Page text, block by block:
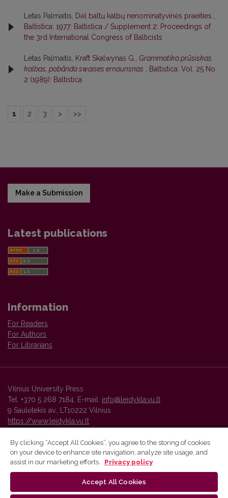
Letas Palmaitis, Dėl baltų kalbų nenominatyvinės praeities ,
Baltistica: 1977: Baltistica / Supplement 2: Proceedings of
the 3rd International Congress of Balticists
Letas Palmaitis, Kraft Skalwynas G., Grammatika prūsiskas
kalbas, pobānda swaises ernaunsnas , Baltistica: Vol. 25 No.
2 (1989): Baltistica
1 2 3 > >>
Make a Submission
Latest publications
Information
For Readers
For Authors
For Librarians
Vilnius University Press
Tel. +370 5 268 7184, E-mail: info@leidykla.vu.lt
9 Saulėtekis av., LT10222 Vilnius
https://www.leidykla.vu.lt
Vilnius University Press platform and metadata are distributed by
By clicking “Accept All Cookies”, you agree to the storing of cookies
on your device to enhance site navigation, analyze site usage, and
assist in our marketing efforts.
Privacy policy
Accept All Cookies